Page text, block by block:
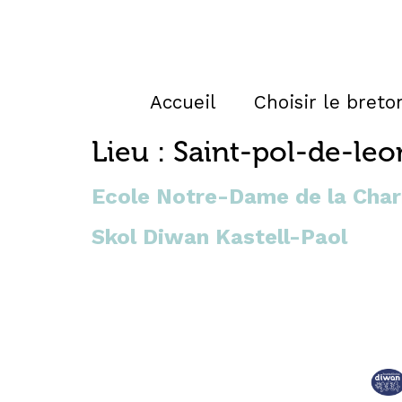
Accueil Choisir le
Lieu : Saint-pol-de-
Ecole Notre-Dame de la
Skol Diwan Kastell-Paol